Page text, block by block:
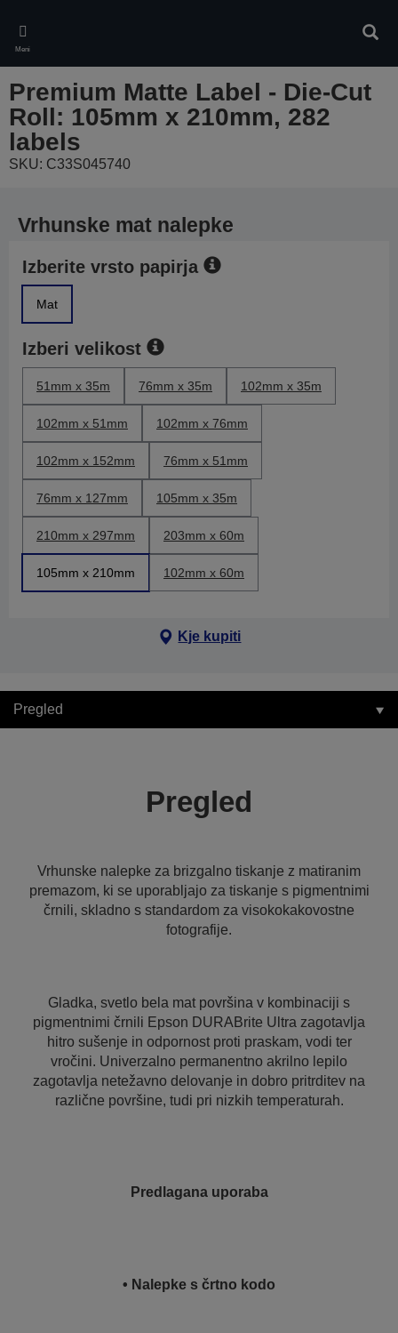
main
content
Meni
Premium Matte Label - Die-Cut
Roll: 105mm x 210mm, 282
labels
SKU: C33S045740
Vrhunske mat nalepke
Izberite vrsto papirja
Mat
Izberi velikost
51mm x 35m 76mm x 35m 102mm x 35m
102mm x 51mm 102mm x 76mm
102mm x 152mm 76mm x 51mm
76mm x 127mm 105mm x 35m
210mm x 297mm 203mm x 60m
105mm x 210mm 102mm x 60m
Kje kupiti
Pregled
Pregled
Vrhunske nalepke za brizgalno tiskanje z matiranim
premazom, ki se uporabljajo za tiskanje s pigmentnimi
črnili, skladno s standardom za visokokakovostne
fotografije.
Gladka, svetlo bela mat površina v kombinaciji s
pigmentnimi črnili Epson DURABrite Ultra zagotavlja
hitro sušenje in odpornost proti praskam, vodi ter
vročini. Univerzalno permanentno akrilno lepilo
zagotavlja netežavno delovanje in dobro pritrditev na
različne površine, tudi pri nizkih temperaturah.
Predlagana uporaba
• Nalepke s črtno kodo